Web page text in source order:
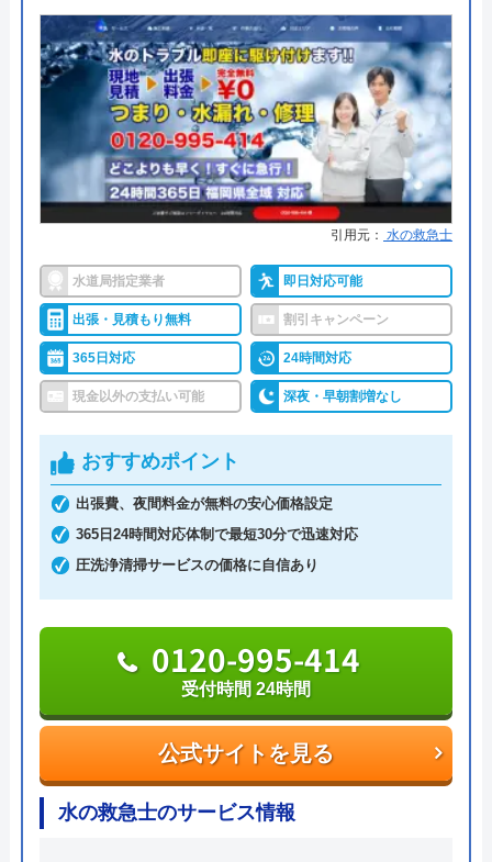
有限会社八戸水洗サービスのクチ
コミ on
3（2件のクチコミ）
※クチコミの内容について
伝達者
2 年前
ウェブサイトの問い合わせで漏水の件メール
しましたが無視でした。 後日電話しても、
るけど、水道が止まって困ってる人間に対す
るサービス対応じゃない。 フォームには詳
しく書くようにあったので、結構書いたので
すが、一切返信しないならフォームで受付し
ないで欲しい。 時間の無駄なので。 こっち
は至急対応を求めてない、スケジュールが合
えば来週でもお願いしたかったのに。
Googleクチコミを見る
●出張見積もり 出張見積もり無料
●支払い方法
現金、銀行振込、クレジットカー
ド、コンビニ後払い、QR決済
●累計実績 施工実績30万件を達成
●保証・保険
修理に応じて1～3年の無料点検、
無料保証を用意
詳細は公式HPでご確認ください
株式会社クリーンライフがおすすめの理由
クリーンライフは年中無休で、最短30分駆けつけ、
休日・深夜も出張費無料などのサービスを売りにし
ています。
指定給水装置工事事業者（水道局指定工事店）で下
請けに依頼することなく自社でしっかりと教育や研
修を受けた有資格者のスタッフが対応してくれるの
で安心です。
た場合には、スタッフから渡されている名刺の裏に
書かれている番号に電話すれば、各エリアの担当が
対応してくれます。見積もり無料で、キャンセル料
も不要です。施工前に必ず修理内容と費用を提示
し、施主が納得した上で修理を行います。
引用元： 水の救急士
水道局指定業者 即日対応可能
出張・見積もり無料 割引キャンペーン
365日対応 24時間対応
現金以外の支払い可能 深夜・早朝割増なし
おすすめポイント
出張費、夜間料金が無料の安心価格設定
365日24時間対応体制で最短30分で迅速対応
圧洗浄清掃サービスの価格に自信あり
公式サイトを見る
0120-995-414
受付時間 24時間
水の救急士のサービス情報